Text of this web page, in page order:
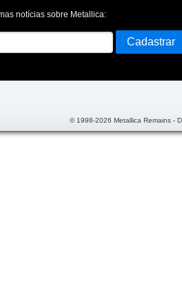
notícias sobre Metallica:
© 1998-2026 Metallica Remains -